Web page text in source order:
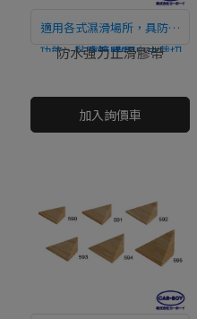
適用各式濕滑場所，具防水
功能，黏貼簡單!可自由裁切
直接購買
防水強力止滑膠帶
加入詢價車